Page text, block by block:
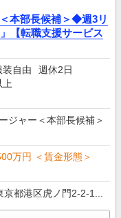
本部長候補＞◆週3リ
【転職支援サービス
装自由
週休2日
ジャー＜本部長候補＞
万円 ＜賃金形態＞
都港区虎ノ門2-2-1...